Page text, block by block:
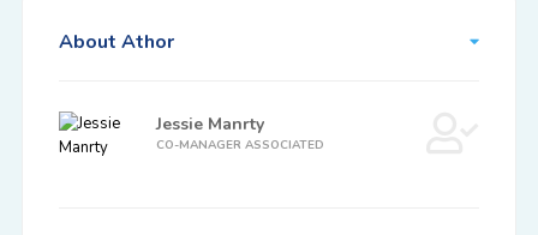
About Athor
Jessie Manrty
CO-MANAGER ASSOCIATED